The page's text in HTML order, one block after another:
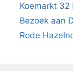
Koemarkt 32
Bezoek aan
Rode